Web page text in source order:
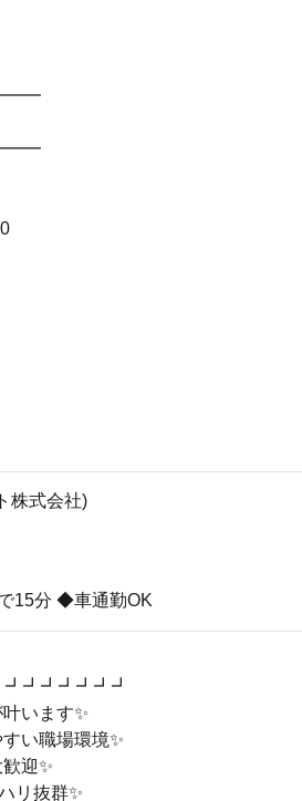
株式会社)
15分 ◆車通勤OK
います✨
い職場環境✨
迎✨
リ抜群✨